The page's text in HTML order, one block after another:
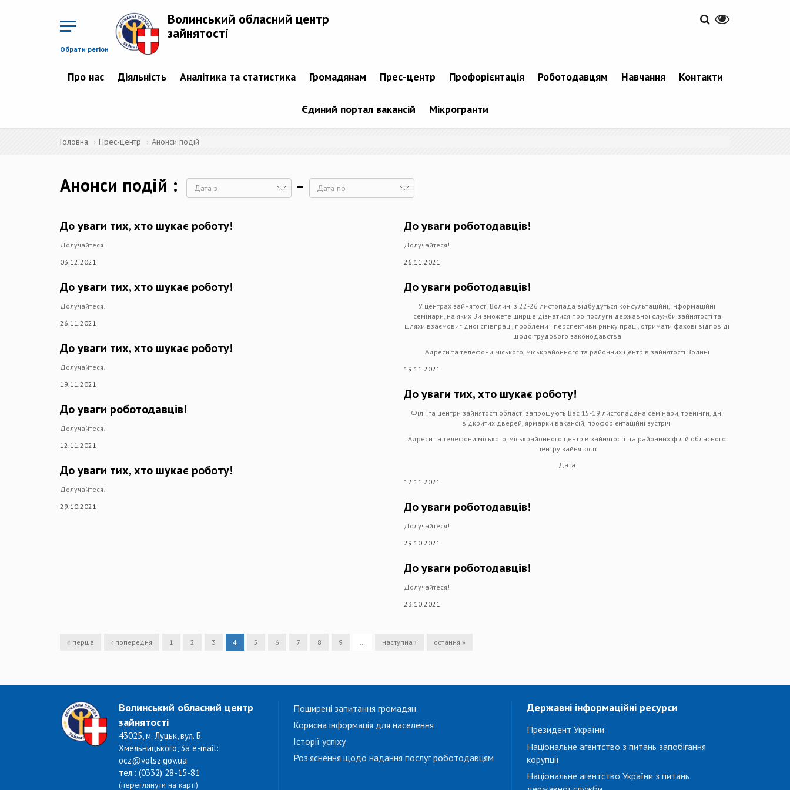
Обрати регіон
Волинський обласний центр
зайнятості
Про нас Діяльність Аналітика та статистика Громадянам Прес-центр Профорієнтація Роботодавцям Навчання Контакти
Єдиний портал вакансій Мікрогранти
Головна Прес-центр Анонси подій
Анонси подій
До уваги тих, хто шукає роботу!
Долучайтеся!
03.12.2021
До уваги тих, хто шукає роботу!
Долучайтеся!
26.11.2021
До уваги тих, хто шукає роботу!
Долучайтеся!
19.11.2021
До уваги роботодавців!
Долучайтеся!
12.11.2021
До уваги тих, хто шукає роботу!
Долучайтеся!
29.10.2021
До уваги роботодавців!
Долучайтеся!
26.11.2021
До уваги роботодавців!
У центрах зайнятості Волині з 22-26 листопада відбудуться консультаційні, інформаційні
семінари, на яких Ви зможете ширше дізнатися про послуги державної служби зайнятості та
шляхи взаємовигідної співпраці, проблеми і перспективи ринку праці, отримати фахові відповіді
щодо трудового законодавства
Адреси та телефони міського, міськрайонного та районних центрів зайнятості Волині
19.11.2021
До уваги тих, хто шукає роботу!
Філії та центри зайнятості області запрошують Вас 15-19 листопадана семінари, тренінги, дні
відкритих дверей, ярмарки вакансій, профорієнтаційні зустрічі
Адреси та телефони міського, міськрайонного центрів зайнятості та районних філій обласного
центру зайнятості
Дата
12.11.2021
До уваги роботодавців!
Долучайтеся!
29.10.2021
До уваги роботодавців!
Долучайтеся!
23.10.2021
« перша ‹ попередня 1 2 3 4 5 6 7 8 9 наступна › остання »
Волинський обласний центр
зайнятості
43025, м. Луцьк, вул. Б.
Хмельницького, 3а e-mail:
ocz@volsz.gov.ua
тел.: (0332) 28-15-81
(переглянути на карті)
Поширені запитання громадян
Корисна інформація для населення
Історії успіху
Роз'яснення щодо надання послуг роботодавцям
Державні інформаційні ресурси
Президент України
Національне агентство з питань запобігання
корупції
Національне агентство України з питань